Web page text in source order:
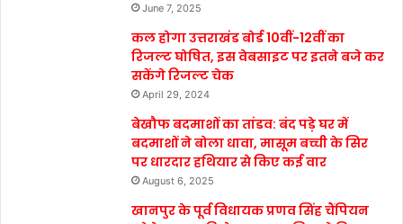
June 7, 2025
कल होगा उत्तराखंड बोर्ड 10वीं-12वीं का
रिजल्ट घोषित, इस वेबसाइट पर इतने बजे कर
सकेंगे रिजल्ट चेक
April 29, 2024
बेखौफ बदमाशों का तांडव: बंद पड़े घर में
बदमाशों ने बोला धावा, मासूम बच्ची के सिर
पर धारदार हथियार से किए कई वार
August 6, 2025
खानपुर के पूर्व विधायक प्रणव सिंह चैंपियन